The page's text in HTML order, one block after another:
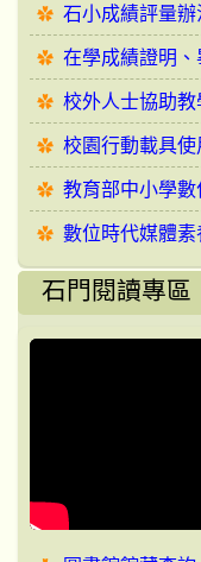
石小成績評量辦
在學成績證明
校外人士協助
校園行動載具使
教育部中小學數
數位時代媒體
石門閱讀專區